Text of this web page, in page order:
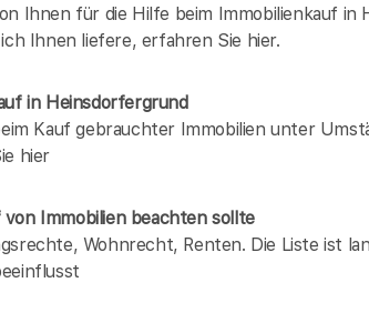
Ihnen für die Hilfe beim Immobilienkauf in
Ihnen liefere, erfahren Sie hier.
in Heinsdorfergrund
Kauf gebrauchter Immobilien unter
hier
von Immobilien beachten sollte
Wohnrecht, Renten. Die Liste ist